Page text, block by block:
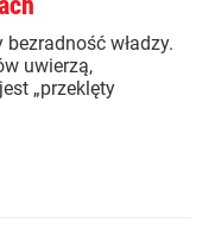
władzy.
uwierzą,
„przeklęty